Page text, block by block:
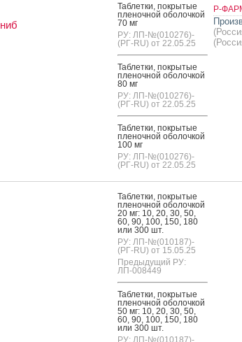
Таб­летки, пок­ры­тые
пле­ноч­ной обо­лоч­кой
70 мг
РУ: ЛП-№(010276)-
(РГ-RU) от 22.05.25
Таб­летки, пок­ры­тые
пле­ноч­ной обо­лоч­кой
80 мг
РУ: ЛП-№(010276)-
(РГ-RU) от 22.05.25
Таб­летки, пок­ры­тые
пле­ноч­ной обо­лоч­кой
100 мг
РУ: ЛП-№(010276)-
(РГ-RU) от 22.05.25
Р-
Таб­летки, пок­ры­тые
пле­ноч­ной обо­лоч­кой
20 мг: 10, 20, 30, 50,
60, 90, 100, 150, 180
или 300 шт.
РУ: ЛП-№(010187)-
(РГ-RU) от 15.05.25
Предыдущий РУ:
ЛП-008449
Таб­летки, пок­ры­тые
пле­ноч­ной обо­лоч­кой
50 мг: 10, 20, 30, 50,
60, 90, 100, 150, 180
или 300 шт.
РУ: ЛП-№(010187)-